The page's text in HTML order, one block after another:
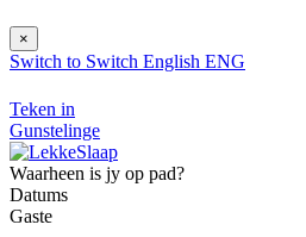
×
Switch to Switch English ENG
Teken in
Gunstelinge
Waarheen is jy op pad?
Datums
Gaste